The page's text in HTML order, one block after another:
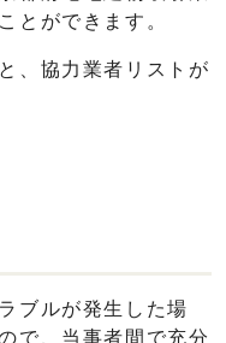
とができます。
、協力業者リストが
ブルが発生した場
で、当事者間で充分